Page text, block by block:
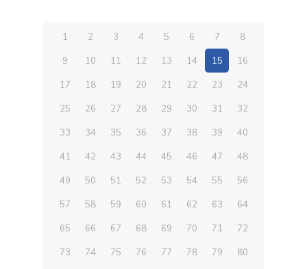
1 2 3 4 5 6 7 8
9 10 11 12 13 14 15 16
17 18 19 20 21 22 23 24
25 26 27 28 29 30 31 32
33 34 35 36 37 38 39 40
41 42 43 44 45 46 47 48
49 50 51 52 53 54 55 56
57 58 59 60 61 62 63 64
65 66 67 68 69 70 71 72
73 74 75 76 77 78 79 80